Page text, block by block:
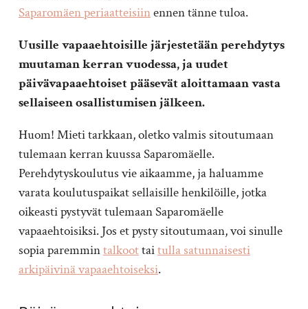
Saparomäen periaatteisiinennen tänne tuloa.
Uusille vapaaehtoisille järjestetään perehdytys
muutaman kerran vuodessa, ja uudet
päivävapaaehtoiset pääsevät aloittamaan vasta
sellaiseen osallistumisen jälkeen.
Huom! Mieti tarkkaan, oletko valmis sitoutumaan
tulemaan kerran kuussa Saparomäelle.
Perehdytyskoulutus vie aikaamme, ja haluamme
varata koulutuspaikat sellaisille henkilöille, jotka
oikeasti pystyvät tulemaan Saparomäelle
vapaaehtoisiksi. Jos et pysty sitoutumaan, voi sinulle
sopia paremmintalkoottaitulla satunnaisesti
arkipäivinä vapaaehtoiseksi.